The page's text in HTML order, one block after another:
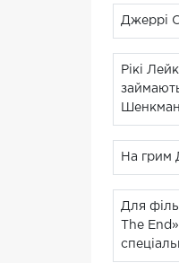
Джеррі
Рікі
На грим
Для
The